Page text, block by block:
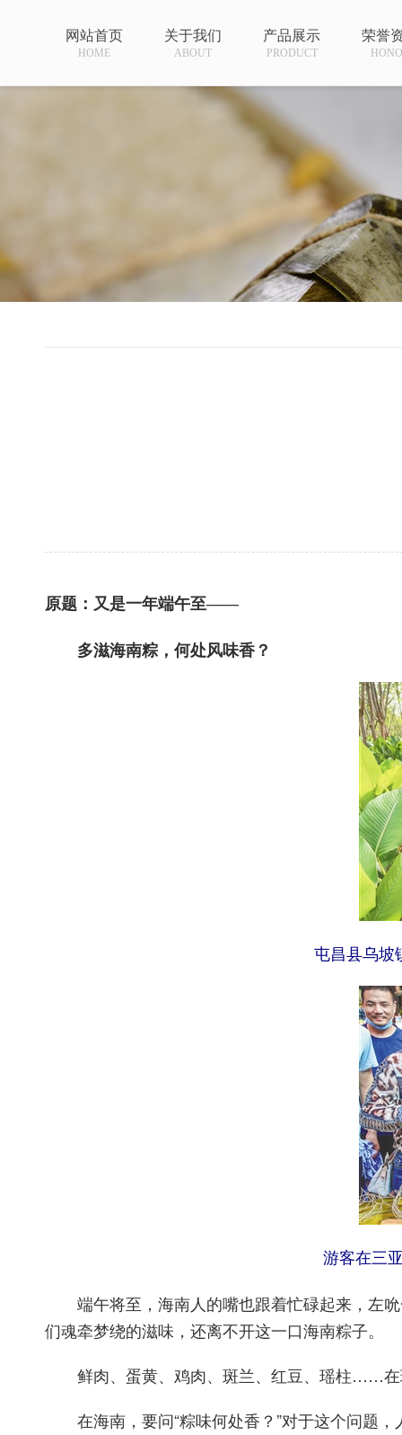
网站首页
HOME
关于我们
ABOUT
产品展示
PRODUCT
荣誉
原题：又是一年端午至——
多滋海南粽，何处风味香？
屯昌县乌坡
游客在三
端午将至，海南人的嘴也跟着忙碌起来，左吮
们魂牵梦绕的滋味，还离不开这一口海南粽子。
鲜肉、蛋黄、鸡肉、斑兰、红豆、瑶柱……在
在海南，要问“粽味何处香？”对于这个问题，